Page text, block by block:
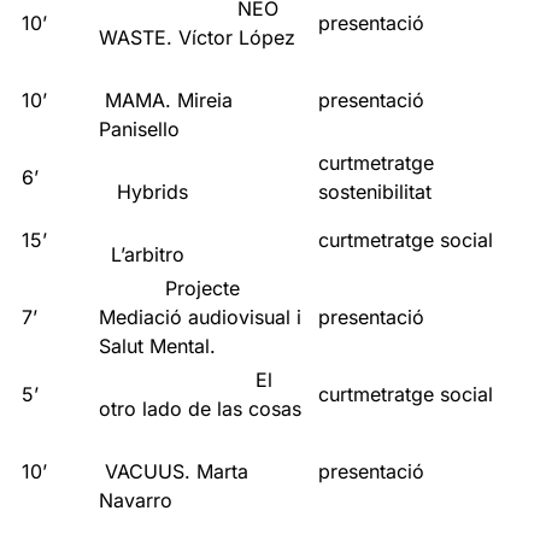
10’
NEO
WASTE. Víctor López
presentació
10’
MAMA. Mireia
Panisello
presentació
6’
Hybrids
curtmetratge
sostenibilitat
15’
L’arbitro
curtmetratge social
7’
Projecte
Mediació audiovisual i
Salut Mental.
presentació
5’
El
otro lado de las cosas
curtmetratge social
10’
VACUUS. Marta
Navarro
presentació